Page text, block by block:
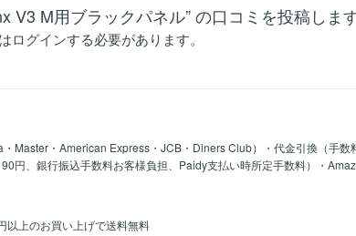
V3 M用ブラックパネル” の口コミを投稿しま
ログインする必要があります。
Master・American Express・JCB・Diners Club）・代金引換（手
円、銀行振込手数料お客様負担、Paidy支払い時所定手数料）・
以上のお買い上げで送料無料